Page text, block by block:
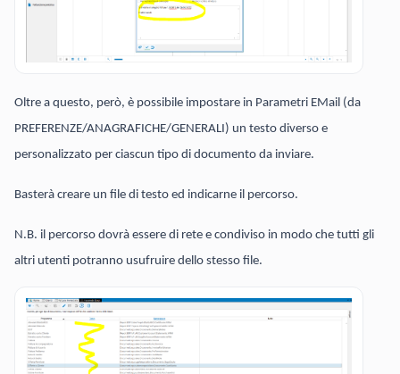
Oltre a questo, però, è possibile impostare in Parametri EMail (da
PREFERENZE/ANAGRAFICHE/GENERALI) un testo diverso e
personalizzato per ciascun tipo di documento da inviare.
Basterà creare un file di testo ed indicarne il percorso.
N.B. il percorso dovrà essere di rete e condiviso in modo che tutti gli
altri utenti potranno usufruire dello stesso file.